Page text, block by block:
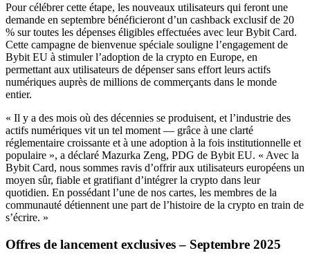
Pour célébrer cette étape, les nouveaux utilisateurs qui feront une
demande en septembre bénéficieront d’un cashback exclusif de 20
% sur toutes les dépenses éligibles effectuées avec leur Bybit Card.
Cette campagne de bienvenue spéciale souligne l’engagement de
Bybit EU à stimuler l’adoption de la crypto en Europe, en
permettant aux utilisateurs de dépenser sans effort leurs actifs
numériques auprès de millions de commerçants dans le monde
entier.
« Il y a des mois où des décennies se produisent, et l’industrie des
actifs numériques vit un tel moment — grâce à une clarté
réglementaire croissante et à une adoption à la fois institutionnelle et
populaire », a déclaré Mazurka Zeng, PDG de Bybit EU. « Avec la
Bybit Card, nous sommes ravis d’offrir aux utilisateurs européens un
moyen sûr, fiable et gratifiant d’intégrer la crypto dans leur
quotidien. En possédant l’une de nos cartes, les membres de la
communauté détiennent une part de l’histoire de la crypto en train de
s’écrire. »
Offres de lancement exclusives – Septembre 2025